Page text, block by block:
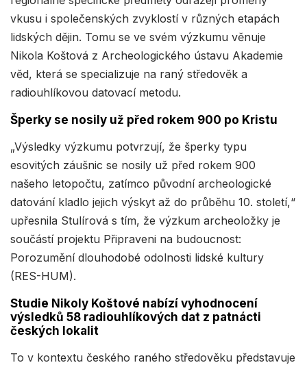
vkusu i společenských zvyklostí v různých etapách
lidských dějin. Tomu se ve svém výzkumu věnuje
Nikola Koštová z Archeologického ústavu Akademie
věd, která se specializuje na raný středověk a
radiouhlíkovou datovací metodu.
Šperky se nosily už před rokem 900 po Kristu
„Výsledky výzkumu potvrzují, že šperky typu
esovitých záušnic se nosily už před rokem 900
našeho letopočtu, zatímco původní archeologické
datování kladlo jejich výskyt až do průběhu 10. století,“
upřesnila Stulírová s tím, že výzkum archeoložky je
součástí projektu Připraveni na budoucnost:
Porozumění dlouhodobé odolnosti lidské kultury
(RES-HUM).
Studie Nikoly Koštové nabízí vyhodnocení
výsledků 58 radiouhlíkových dat z patnácti
českých lokalit
To v kontextu českého raného středověku představuje